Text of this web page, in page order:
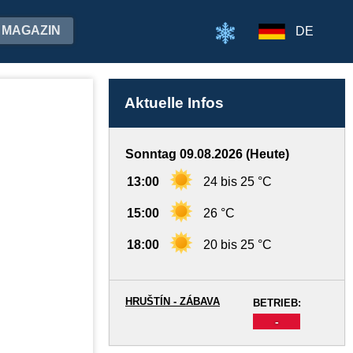
MAGAZIN DE
Aktuelle Infos
Sonntag 09.08.2026 (Heute)
13:00 24 bis 25 °C
15:00 26 °C
18:00 20 bis 25 °C
BETRIEB:
-
HRUŠTÍN - ZÁBAVA